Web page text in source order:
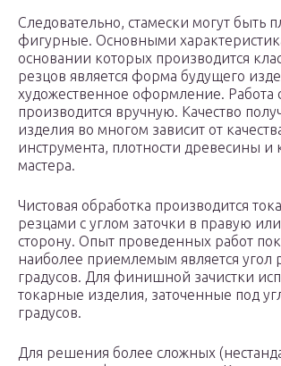
Следовательно, стамески могут быть
фигурные. Основными
основании которых производится
резцов является форма будущего
художественное оформление. Работа
производится вручную. Качество
изделия во многом зависит от
инструмента, плотности древесины
мастера.
Чистовая обработка производится
резцами с углом заточки в правую
сторону. Опыт проведенных работ
наиболее приемлемым является угол
градусов. Для финишной зачистки
токарные изделия, заточенные под
градусов.
Для решения более сложных